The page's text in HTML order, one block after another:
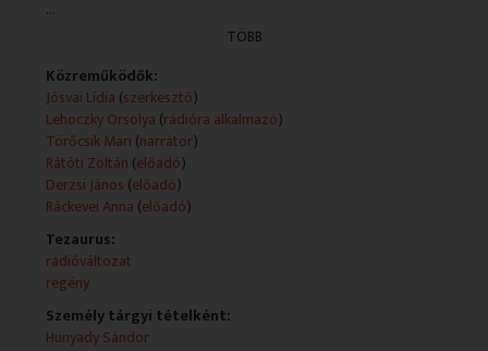
(2000)
(X/5. rész: holnap, K. 13.04)
...
TÖBB
Közreműködők:
Jósvai Lídia (szerkesztő)
Lehoczky Orsolya (rádióra alkalmazó)
Törőcsik Mari (narrátor)
Rátóti Zoltán (előadó)
Derzsi János (előadó)
Ráckevei Anna (előadó)
Tezaurus:
rádióváltozat
regény
Személy tárgyi tételként:
Hunyady Sándor